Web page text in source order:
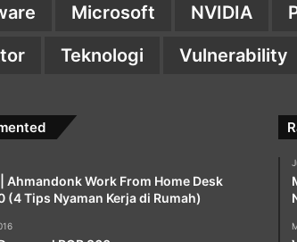
Microsoft NVIDIA
Teknologi Vulnerability
Ahmandonk Work From Home Desk
(4 Tips Nyaman Kerja di Rumah)